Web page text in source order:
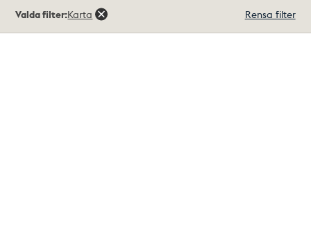
träffar
Valda filter:Karta Rensa filter